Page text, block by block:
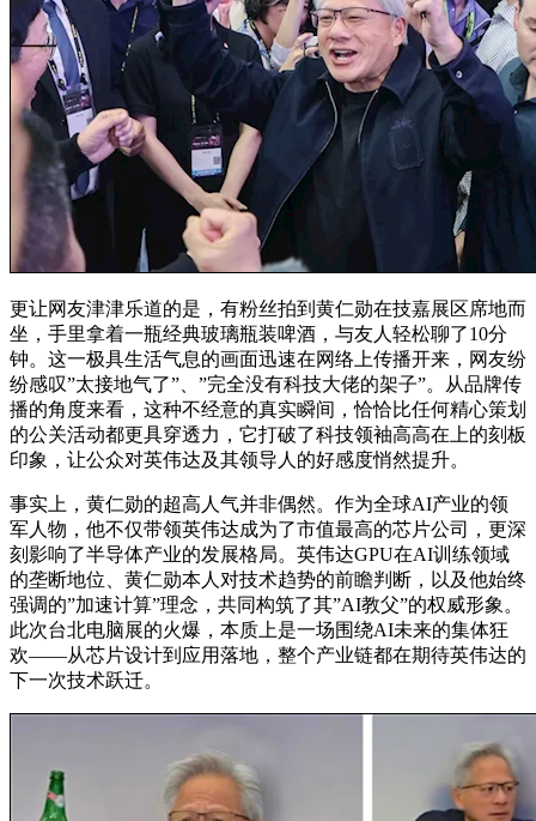
更让网友津津乐道的是， 有粉丝拍到黄仁勋在技嘉展区席地而
坐，手里拿着一瓶经典玻璃瓶装啤酒，与友人轻松聊了10分
钟。 这一极具生活气息的画面迅速在网络上传播开来，网友纷
纷感叹”太接地气了”、”完全没有科技大佬的架子”。从品牌传
播的角度来看，这种不经意的真实瞬间，恰恰比任何精心策划
的公关活动都更具穿透力，它打破了科技领袖高高在上的刻板
印象，让公众对英伟达及其领导人的好感度悄然提升。
事实上，黄仁勋的超高人气并非偶然。作为全球AI产业的领
军人物，他不仅带领英伟达成为了市值最高的芯片公司，更深
刻影响了半导体产业的发展格局。英伟达GPU在AI训练领域
的垄断地位、黄仁勋本人对技术趋势的前瞻判断，以及他始终
强调的”加速计算”理念，共同构筑了其”AI教父”的权威形象。
此次台北电脑展的火爆，本质上是一场围绕AI未来的集体狂
欢——从芯片设计到应用落地，整个产业链都在期待英伟达的
下一次技术跃迁。